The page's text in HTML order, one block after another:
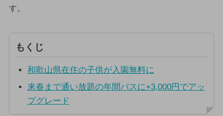
す。
もくじ
和歌山県在住の子供が入園無料に
来春まで通い放題の年間パスに+3,000円でアッ
プグレード